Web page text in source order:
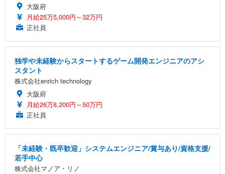
大阪府
月給25万5,000円～32万円
正社員
独学や未経験からスタートするゲーム開発エンジニアのアシ
スタント
株式会社enrich technology
大阪府
月給26万8,200円～50万円
正社員
「未経験・既卒歓迎」システムエンジニア/賞与あり/資格支援/
若手中心
株式会社マノア・リノ